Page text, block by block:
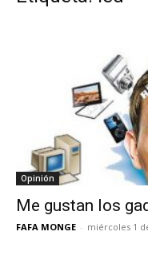
Opinión
Me gustan los
FAFA MONGE - miércoles 1